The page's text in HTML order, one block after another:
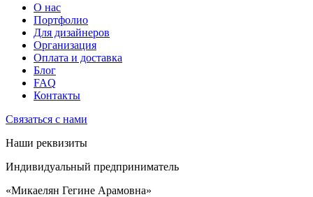
О нас
Портфолио
Для дизайнеров
Организация
Оплата и доставка
Блог
FAQ
Контакты
Связаться с нами
Наши реквизиты
Индивидуальный предприниматель
«Микаелян Гегине Арамовна»